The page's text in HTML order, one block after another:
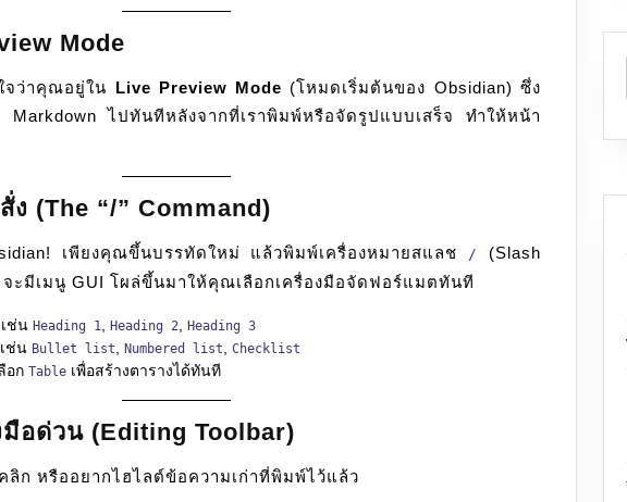
Mode
จว่าคุณอยู่ใน Live Preview Mode (โหมดเริ่มต้นของ Obsidian) ซึ่ง
ไปทันทีหลังจากที่เราพิมพ์หรือจัดรูปแบบเสร็จ ทำให้หน้า
ง (The “/” Command)
เพียงคุณขึ้นบรรทัดใหม่ แล้วพิมพ์เครื่องหมายสแลช /
(Slash
ะมีเมนู GUI โผล่ขึ้นมาให้คุณเลือกเครื่องมือจัดฟอร์แมตทันที
เช่น Heading 1 Heading 2 Heading 3
เช่น Bullet list Numbered list Checklist
อก Table เพื่อสร้างตารางได้ทันที
มือด่วน (Editing Toolbar)
ก หรืออยากไฮไลต์ข้อความเก่าที่พิมพ์ไว้แล้ว